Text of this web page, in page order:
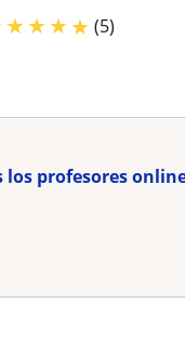
★★★★ (5)
los profesores